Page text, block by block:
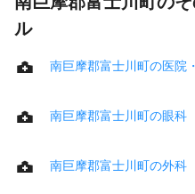
ル
南巨摩郡富士川町の医院
南巨摩郡富士川町の眼科
南巨摩郡富士川町の外科